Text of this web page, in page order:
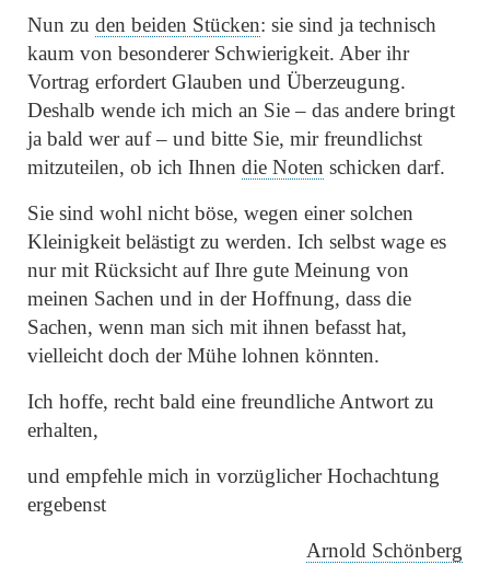
Nun zu den beiden Stücken: sie sind ja technisch
kaum von besonderer Schwierigkeit. Aber ihr
Vortrag erfordert Glauben und Überzeugung.
Deshalb wende ich mich an Sie – das andere bringt
ja bald wer auf – und bitte Sie, mir freundlichst
mitzuteilen, ob ich Ihnen die Noten schicken darf.
Sie sind wohl nicht böse, wegen einer solchen
Kleinigkeit belästigt zu werden. Ich selbst wage es
nur mit Rücksicht auf Ihre gute Meinung von
meinen Sachen und in der Hoffnung, dass die
Sachen, wenn man sich mit ihnen befasst hat,
vielleicht doch der Mühe lohnen könnten.
Ich hoffe, recht bald eine freundliche Antwort zu
erhalten,
und empfehle mich in vorzüglicher Hochachtung
ergebenst
Arnold Schönberg